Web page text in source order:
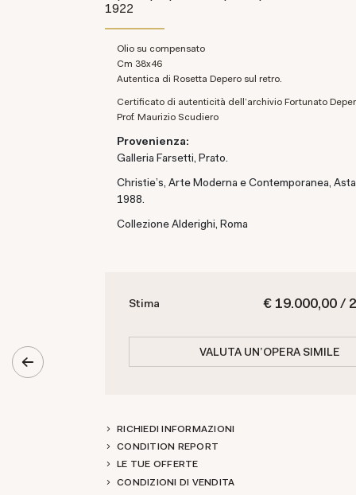
1922
Olio su compensato
cm 38x46
Autentica di Rosetta Depero sul retro.
Certificato di autenticità dell'archivio Fortunato
Prof. Maurizio Scudiero
Provenienza:
Galleria Farsetti, Prato.
Christie's, Arte Moderna e Contemporanea,
1988.
Collezione Alderighi, Roma
€ 19.000,00 /
Stima
VALUTA UN'OPERA SIMILE
RICHIEDI INFORMAZIONI
CONDITION REPORT
LE TUE OFFERTE
CONDIZIONI DI VENDITA